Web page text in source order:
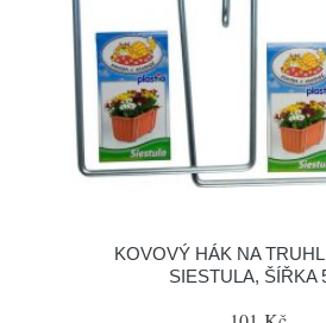
KOVOVÝ HÁK NA
SIESTULA, ŠÍŘKA